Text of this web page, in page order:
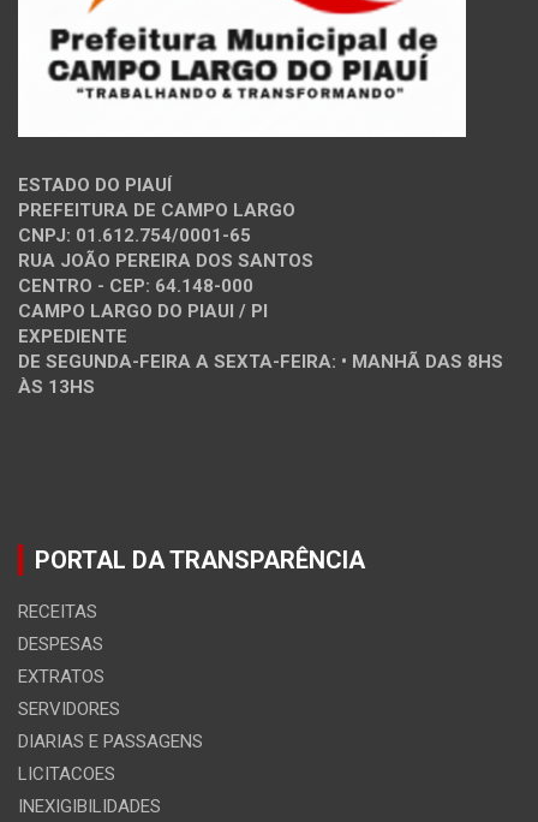
ESTADO DO PIAUÍ
PREFEITURA DE CAMPO LARGO
CNPJ: 01.612.754/0001-65
RUA JOÃO PEREIRA DOS SANTOS
CENTRO - CEP: 64.148-000
CAMPO LARGO DO PIAUI / PI
EXPEDIENTE
DE SEGUNDA-FEIRA A SEXTA-FEIRA: • MANHÃ DAS 8HS
ÀS 13HS
PORTAL DA TRANSPARÊNCIA
RECEITAS
DESPESAS
EXTRATOS
SERVIDORES
DIARIAS E PASSAGENS
LICITACOES
INEXIGIBILIDADES